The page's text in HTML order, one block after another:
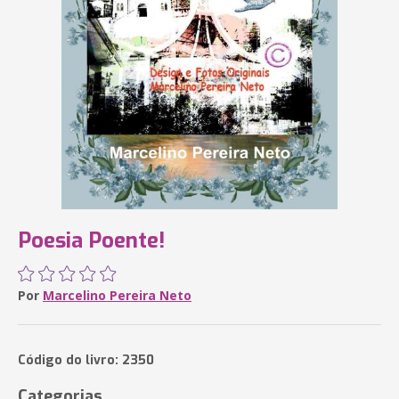
Poesia Poente!
Por Marcelino Pereira Neto
Código do livro: 2350